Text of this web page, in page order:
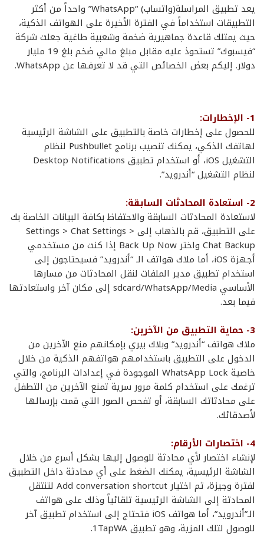
يعد تطبيق المراسلة(واتساب) “WhatsApp” واحداً من أكثر
التطبيقات استخداماً في الفترة الأخيرة على الهواتف الذكية،
حيث يمتلك قاعدة جماهيرية ضخمة وشعبية طاغية جعلت شركة
“فيسبوك” تستحوذ عليه مقابل مبلغ مالي ضخم بلغ 19 مليار
دولار. إليكم بعض الخصائص التي قد لا تعرفها عن WhatsApp.
1- الإخطارات:
للحصول على إخطارات خاصة بالتطبيق على الشاشة الرئيسية
لهاتفك الذكي، يمكنك تنصيب برنامج Pushbullet لنظام
التشغيل iOS، أو استخدام تطبيق Desktop Notifications
لنظام التشغيل “أندرويد”.
2- استعادة المحادثات السابقة:
لاستعادة المحادثات السابقة والاحتفاظ بكافة البيانات الخاصة بك
على التطبيق، قم بالذهاب إلى Settings > Chat Settings >
Chat Backup واختر Back Up Now إذا كنت من مستخدمي
أجهزة iOS، أما ملاك هواتف الـ “أندرويد” فسيحتاجون إلى
استخدام تطبيق مدير الملفات لنقل المحادثات من مسارها
الأساسي sdcard/WhatsApp/Media إلى مكان آخر واستعادتها
فيما بعد.
3- حماية التطبيق من الآخرين:
ملاك هواتف “أندرويد” وبلاك بيري بإمكانهم منع الآخرين من
الدخول على التطبيق باستخدامهم هواتفهم الذكية من خلال
خاصية WhatsApp Lock الموجودة في إعدادات البرنامج، والتي
ترغمك على استخدام كلمة مرور سرية تمنع الآخرين من التطفل
على محادثاتك السابقة، أو تفحص الصور التي قمت بإرسالها
لأصدقائك.
4- اختصارات الأرقام:
لإنشاء اختصار لأي محادثة للوصول إليها بشكل أسرع من خلال
الشاشة الرئيسية، يمكنك الضغط على أي محادثة داخل التطبيق
لفترة وجيزة، ثم اختيار Add conversation shortcut لتنتقل
المحادثة إلى الشاشة الرئيسية تلقائياً وذلك على هواتف
الـ”أندرويد”، أما هواتف iOS فتحتاج إلى استخدام تطبيق آخر
للوصول لتلك المزية، وهو تطبيق 1TapWA.